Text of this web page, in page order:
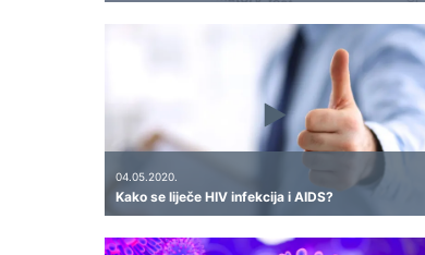
04.05.2020.
Kako se liječe HIV infekcija i AIDS?